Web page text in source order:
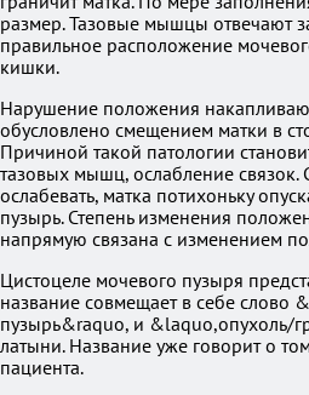
размер. Тазовые мышцы отвечают
правильное расположение
кишки.
Нарушение положения
обусловлено смещением матки в
Причиной такой патологии
тазовых мышц, ослабление связок.
ослабевать, матка потихоньку
пузырь. Степень изменения
напрямую связана с изменением
Цистоцеле мочевого пузыря
название совмещает в себе слово
пузырь&raquo, и &laquo,опухоль/
латыни. Название уже говорит о
пациента.